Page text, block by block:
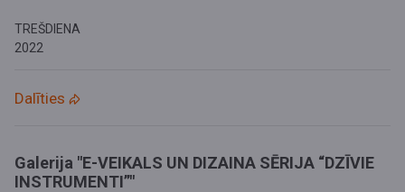
TREŠDIENA
2022
Dalīties
Galerija "E-VEIKALS UN DIZAINA SĒRIJA “DZĪVIE
INSTRUMENTI”"